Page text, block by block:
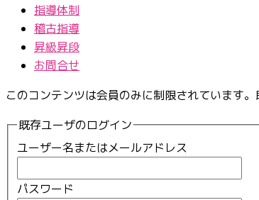
指導体制
稽古指導
昇級昇段
お問合せ
このコンテンツは会員のみに制限されています
既存ユーザのログイン
ユーザー名またはメールアドレス
パスワード